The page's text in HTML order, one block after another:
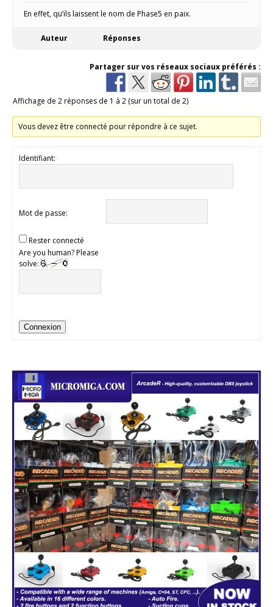
En effet, qu’ils laissent le nom de Phase5 en paix.
Auteur Réponses
Partager sur vos réseaux sociaux préférés :
Affichage de 2 réponses de 1 à 2 (sur un total de 2)
Vous devez être connecté pour répondre à ce sujet.
Identifiant:
Mot de passe:
Rester connecté
Are you human? Please
solve:
Connexion